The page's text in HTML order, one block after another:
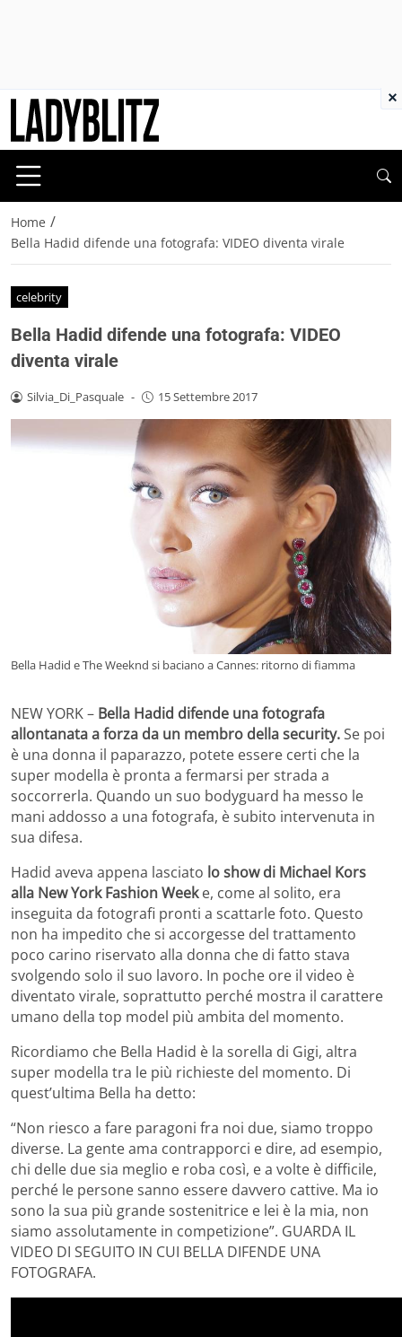
Home /
Bella Hadid difende una fotografa: VIDEO diventa virale
celebrity
Bella Hadid difende una fotografa: VIDEO
diventa virale
Silvia_Di_Pasquale - 15 Settembre 2017
Bella Hadid e The Weeknd si baciano a Cannes: ritorno di fiamma
NEW YORK – Bella Hadid difende una fotografa
allontanata a forza da un membro della security.Se poi
è una donna il paparazzo, potete essere certi che la
super modella è pronta a fermarsi per strada a
soccorrerla. Quando un suo bodyguard ha messo le
mani addosso a una fotografa, è subito intervenuta in
sua difesa.
Hadid aveva appena lasciato lo show di Michael Kors
alla New York Fashion Weeke, come al solito, era
inseguita da fotografi pronti a scattarle foto. Questo
non ha impedito che si accorgesse del trattamento
poco carino riservato alla donna che di fatto stava
svolgendo solo il suo lavoro. In poche ore il video è
diventato virale, soprattutto perché mostra il carattere
umano della top model più ambita del momento.
Ricordiamo che Bella Hadid è la sorella di Gigi, altra
super modella tra le più richieste del momento. Di
quest’ultima Bella ha detto:
“Non riesco a fare paragoni fra noi due, siamo troppo
diverse. La gente ama contrapporci e dire, ad esempio,
chi delle due sia meglio e roba così, e a volte è difficile,
perché le persone sanno essere davvero cattive. Ma io
sono la sua più grande sostenitrice e lei è la mia, non
siamo assolutamente in competizione”. GUARDA IL
VIDEO DI SEGUITO IN CUI BELLA DIFENDE UNA
FOTOGRAFA.
×